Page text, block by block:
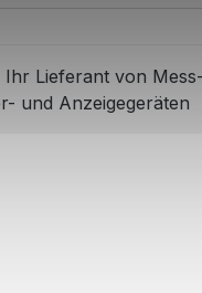
Ihr Lieferant von
und Anzeigegeräten